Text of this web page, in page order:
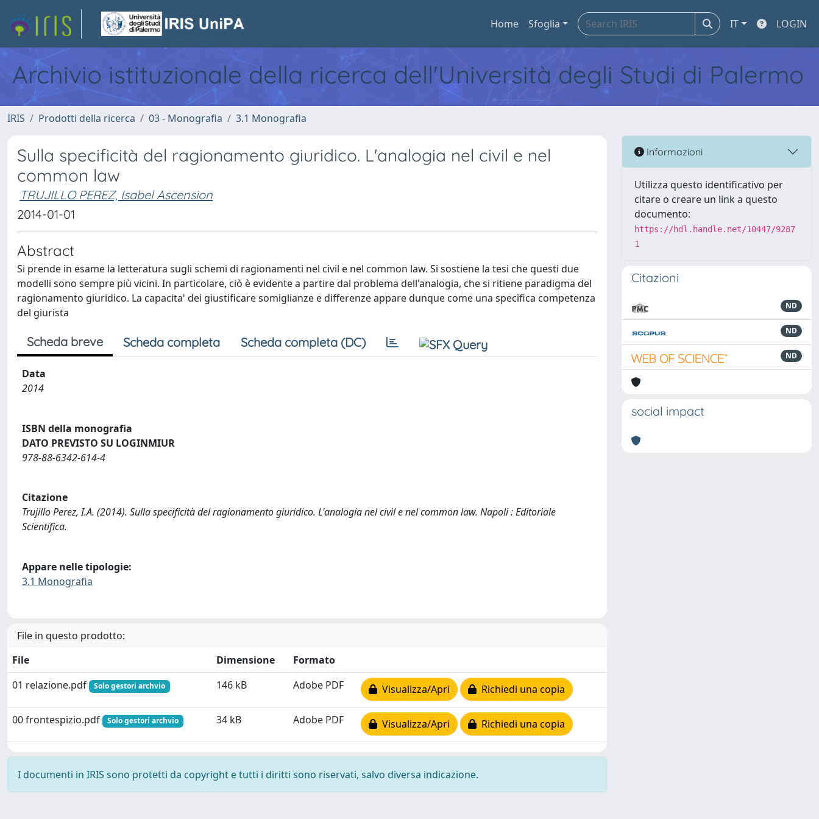
Home Sfoglia IT LOGIN
Archivio istituzionale della ricerca dell'Università degli Studi di Palermo
IRIS Prodotti della ricerca 03 - Monografia 3.1 Monografia
Sulla specificità del ragionamento giuridico. L'analogia nel civil e nel
common law
TRUJILLO PEREZ, Isabel Ascension
2014-01-01
Abstract
Si prende in esame la letteratura sugli schemi di ragionamenti nel civil e nel common law. Si sostiene la tesi che questi due
modelli sono sempre più vicini. In particolare, ciò è evidente a partire dal problema dell'analogia, che si ritiene paradigma del
ragionamento giuridico. La capacita' dei giustificare somiglianze e differenze appare dunque come una specifica competenza
del giurista
Scheda breve Scheda completa Scheda completa (DC)
Data
2014
ISBN della monografia
DATO PREVISTO SU LOGINMIUR
978-88-6342-614-4
Citazione
Trujillo Perez, I.A. (2014). Sulla specificità del ragionamento giuridico. L'analogia nel civil e nel common law. Napoli : Editoriale
Scientifica.
Appare nelle tipologie:
3.1 Monografia
File in questo prodotto:
File
Dimensione
Formato
01 relazione.pdf
Solo gestori archvio 146 kB Adobe PDF Visualizza/Apri Richiedi una copia
00 frontespizio.pdf Solo gestori archvio 34 kB Adobe PDF Visualizza/Apri Richiedi una copia
I documenti in IRIS sono protetti da copyright e tutti i diritti sono riservati, salvo diversa indicazione.
Informazioni
Utilizza questo identificativo per
citare o creare un link a questo
documento:
https://hdl.handle.net/10447/9287
1
Citazioni
ND
ND
ND
social impact